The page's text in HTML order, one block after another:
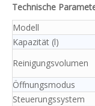
Technische
Modell
Kapazität (l)
Reinigungsvolumen
Öffnungsmodus
Steuerungssystem